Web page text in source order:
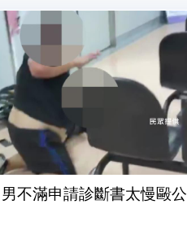
不滿申請診斷書太慢毆公